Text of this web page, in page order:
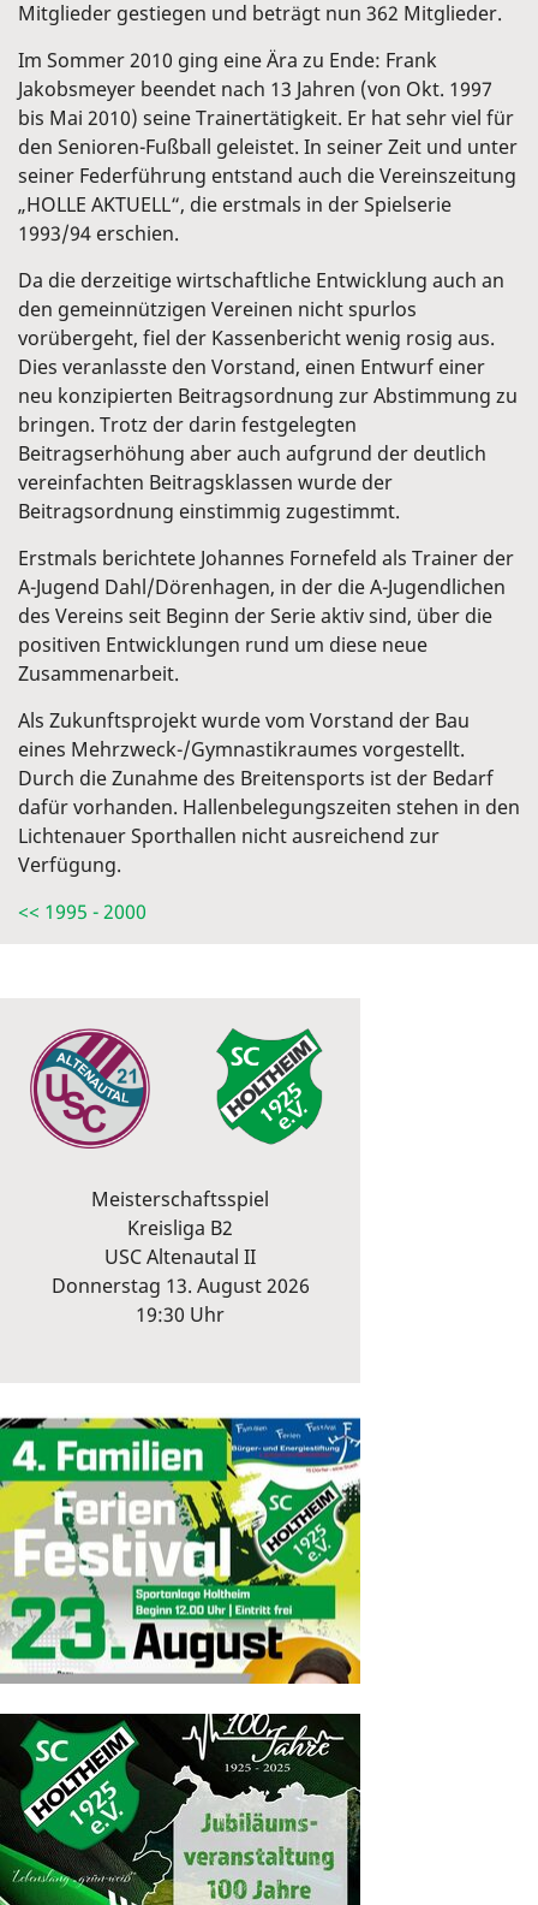
Mitglieder gestiegen und beträgt nun 362 Mitglieder.
Im Sommer 2010 ging eine Ära zu Ende: Frank
Jakobsmeyer beendet nach 13 Jahren (von Okt. 1997
bis Mai 2010) seine Trainertätigkeit. Er hat sehr viel für
den Senioren-Fußball geleistet. In seiner Zeit und unter
seiner Federführung entstand auch die Vereinszeitung
„HOLLE AKTUELL“, die erstmals in der Spielserie
1993/94 erschien.
Da die derzeitige wirtschaftliche Entwicklung auch an
den gemeinnützigen Vereinen nicht spurlos
vorübergeht, fiel der Kassenbericht wenig rosig aus.
Dies veranlasste den Vorstand, einen Entwurf einer
neu konzipierten Beitragsordnung zur Abstimmung zu
bringen. Trotz der darin festgelegten
Beitragserhöhung aber auch aufgrund der deutlich
vereinfachten Beitragsklassen wurde der
Beitragsordnung einstimmig zugestimmt.
Erstmals berichtete Johannes Fornefeld als Trainer der
A-Jugend Dahl/Dörenhagen, in der die A-Jugendlichen
des Vereins seit Beginn der Serie aktiv sind, über die
positiven Entwicklungen rund um diese neue
Zusammenarbeit.
Als Zukunftsprojekt wurde vom Vorstand der Bau
eines Mehrzweck-/Gymnastikraumes vorgestellt.
Durch die Zunahme des Breitensports ist der Bedarf
dafür vorhanden. Hallenbelegungszeiten stehen in den
Lichtenauer Sporthallen nicht ausreichend zur
Verfügung.
<< 1995 - 2000
Meisterschaftsspiel
Kreisliga B2
USC Altenautal II
Donnerstag 13. August 2026
19:30 Uhr